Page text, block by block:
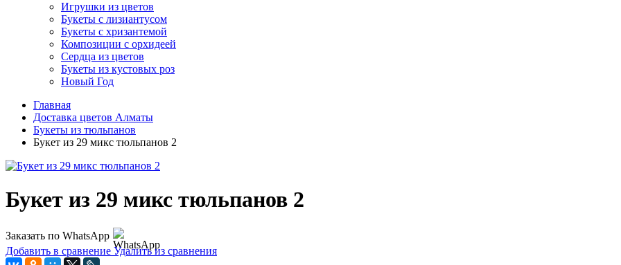
Игрушки из цветов
Букеты с лизиантусом
Букеты с хризантемой
Композиции с орхидеей
Сердца из цветов
Букеты из кустовых роз
Новый Год
Главная
Доставка цветов Алматы
Букеты из тюльпанов
Букет из 29 микс тюльпанов 2
Букет из 29 микс тюльпанов 2
Заказать по WhatsApp
Добавить в сравнение Удалить из сравнения